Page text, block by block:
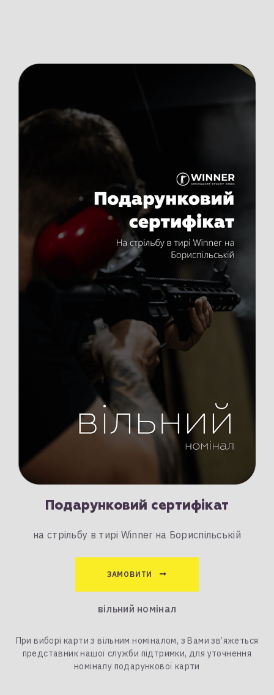
Подарунковий сертифікат
на стрільбу в тирі Winner на Бориспільській
ЗАМОВИТИ
вільний номінал
При виборі карти з вільним номіналом, з Вами зв’яжеться
представник нашої служби підтримки, для уточнення
номіналу подарункової карти